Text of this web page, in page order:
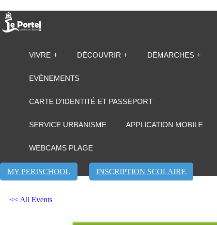
VIVRE DÉCOUVRIR DÉMARCHES
EVÈNEMENTS
CARTE D’IDENTITÉ ET PASSEPORT
SERVICE URBANISME APPLICATION MOBILE
WEBCAMS PLAGE
MY PERISCHOOL INSCRIPTION SCOLAIRE
<< All Events